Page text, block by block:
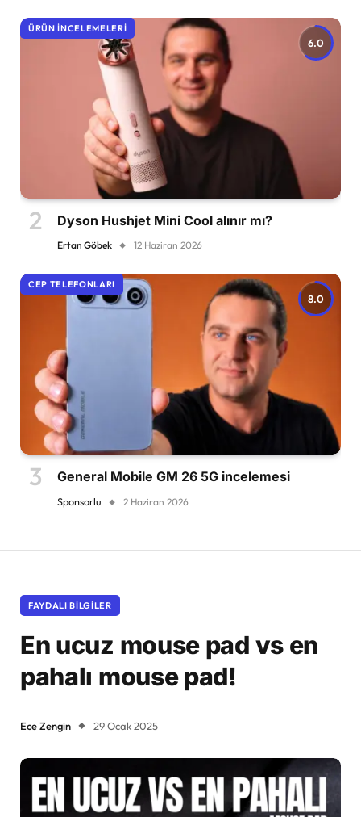
6.0
ÜRÜN İNCELEMELERI
Dyson Hushjet Mini Cool alınır mı?
Ertan Göbek 12 Haziran 2026
8.0
CEP TELEFONLARI
General Mobile GM 26 5G incelemesi
Sponsorlu 2 Haziran 2026
FAYDALI BILGILER
En ucuz mouse pad vs en
pahalı mouse pad!
Ece Zengin 29 Ocak 2025